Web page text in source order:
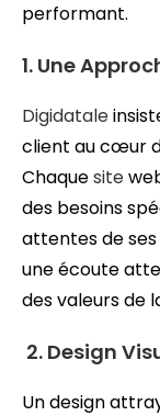
performant.
1. Une
Digidatale
client au cœur
Chaquesite
des besoins
attentes de
une écoute
des valeurs de
2. Design
Un design